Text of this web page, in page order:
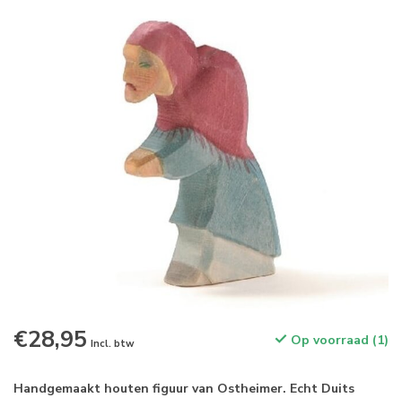
€28,95 Incl. btw Op voorraad (1)
Handgemaakt houten figuur van Ostheimer. Echt Duits